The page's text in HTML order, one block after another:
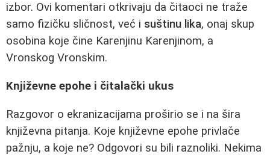
izbor. Ovi komentari otkrivaju da čitaoci ne traže
samo fizičku sličnost, već i suštinu lika, onaj skup
osobina koje čine Karenjinu Karenjinom, a
Vronskog Vronskim.
Književne epohe i čitalački ukus
Razgovor o ekranizacijama proširio se i na šira
književna pitanja. Koje književne epohe privlače
pažnju, a koje ne? Odgovori su bili raznoliki. Nekima